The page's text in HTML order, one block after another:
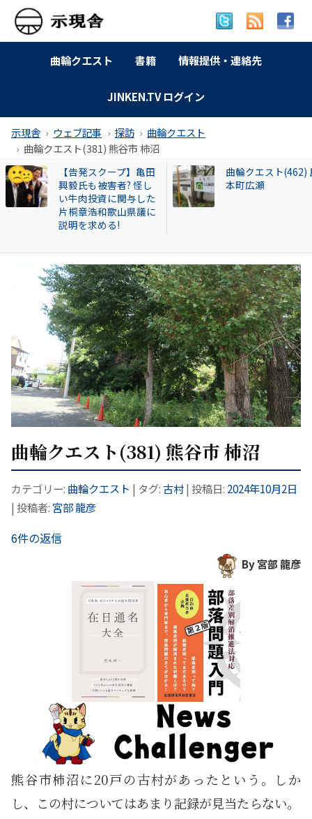
曲輪クエスト 書籍 情報提供・連絡先
JINKEN.TV ログイン
示現舎 ウェブ記事 探訪
曲輪クエスト
曲輪クエスト(381) 熊谷市 柿沼
曲輪クエスト(462) 島
本町広瀬
【和牛投資トラブ
和歌山県議を信奉
曲輪クエスト(381) 熊谷市 柿沼
カテゴリー: 曲輪クエスト | タグ:古村| 投稿日: 2024年10月2日
| 投稿者: 宮部 龍彦
6件の返信
By 宮部 龍彦
熊谷市柿沼に20戸の古村があったという。しか
し、この村についてはあまり記録が見当たらない。